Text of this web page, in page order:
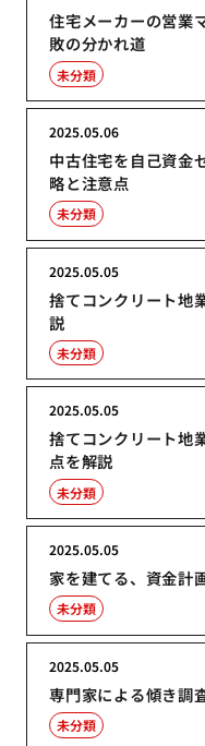
住宅メーカーの営業
敗の分かれ道
未分類
中古住宅を自己資金
略と注意点
2025.05.06
未分類
捨てコンクリート地
説
2025.05.05
未分類
捨てコンクリート地
点を解説
2025.05.05
未分類
家を建てる、資金計
2025.05.05
未分類
専門家による傾き調
2025.05.05
未分類